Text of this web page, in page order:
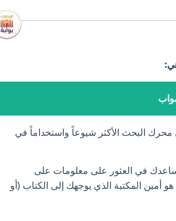
البحث الأكثر شيوعاً واستخداماً في
في العثور على معلومات على
أمين المكتبة الذي يوجهك إلى الكتاب (أو